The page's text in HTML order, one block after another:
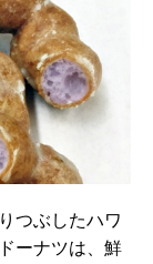
つぶしたハワ
ーナツは、鮮